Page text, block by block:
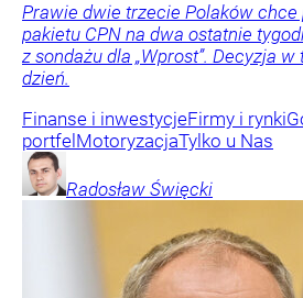
Prawie dwie trzecie Polaków
pakietu CPN na dwa ostatnie
z sondażu dla „Wprost”. Decyzja
dzień.
Finanse i inwestycjeFirmy i rynki
portfel MotoryzacjaTylko u Nas
Radosław Święcki